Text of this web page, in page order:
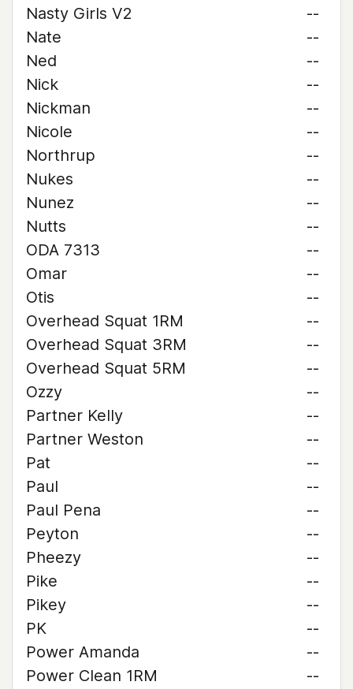
Nasty Girls V2
--
Nate
--
Ned
--
Nick
--
Nickman
--
Nicole
--
Northrup
--
Nukes
--
Nunez
--
Nutts
--
ODA 7313
--
Omar
--
Otis
--
Overhead Squat 1RM
--
Overhead Squat 3RM
--
Overhead Squat 5RM
--
Ozzy
--
Partner Kelly
--
Partner Weston
--
Pat
--
Paul
--
Paul Pena
--
Peyton
--
Pheezy
--
Pike
--
Pikey
--
PK
--
Power Amanda
--
Power Clean 1RM
--